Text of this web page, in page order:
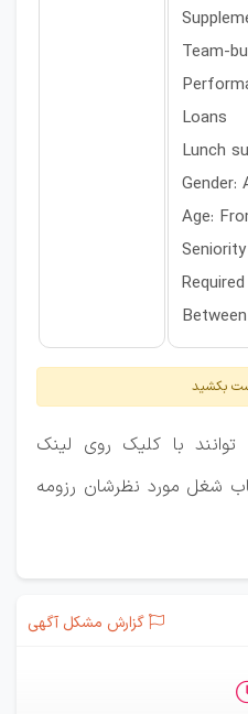
Team-
Loans
Lunch
Gender:
Age:
بکشید
با کلیک روی لینک
شغل مورد نظرشان رزومه
گزارش مشکل آگهی